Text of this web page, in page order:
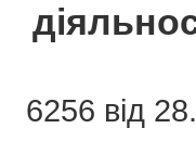
6256 від